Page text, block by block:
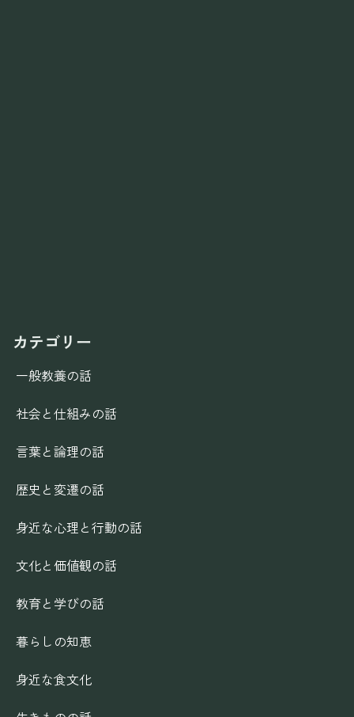
カテゴリー
一般教養の話
社会と仕組みの話
言葉と論理の話
歴史と変遷の話
身近な心理と行動の話
文化と価値観の話
教育と学びの話
暮らしの知恵
身近な食文化